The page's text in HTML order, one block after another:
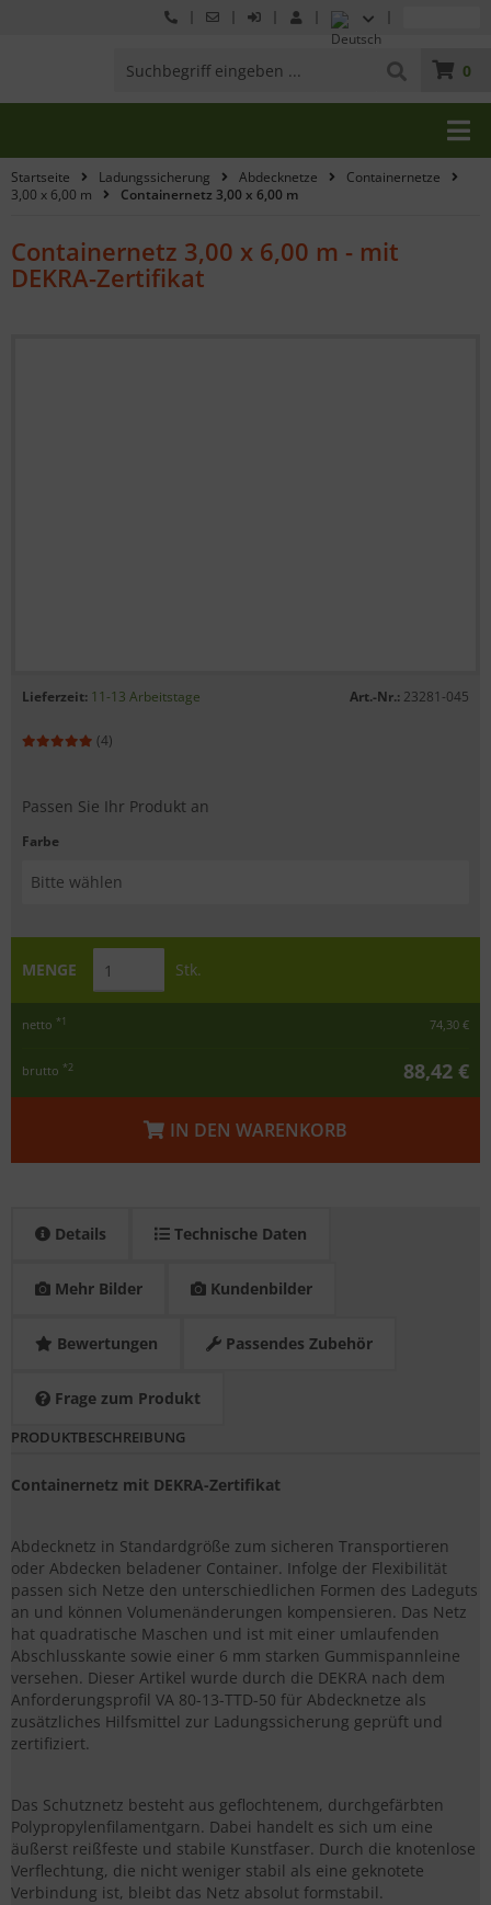
0
Startseite Ladungssicherung Abdecknetze
Containernetze
3,00 x 6,00 m
Containernetz 3,00 x 6,00 m
Containernetz 3,00 x 6,00 m - mit
DEKRA-Zertifikat
Lieferzeit: 11-13 Arbeitstage Art.-Nr.: 23281-045
(4)
Passen Sie Ihr Produkt an
Farbe
MENGE Stk.
netto *1 74,30 €
brutto *2 88,42 €
IN DEN WARENKORB
Details Technische Daten
Mehr Bilder Kundenbilder
Bewertungen Passendes Zubehör
Frage zum Produkt
PRODUKTBESCHREIBUNG
Containernetz mit DEKRA-Zertifikat
Abdecknetz in Standardgröße zum sicheren Transportieren
oder Abdecken beladener Container. Infolge der Flexibilität
passen sich Netze den unterschiedlichen Formen des Ladeguts
an und können Volumenänderungen kompensieren. Das Netz
hat quadratische Maschen und ist mit einer umlaufenden
Abschlusskante sowie einer 6 mm starken Gummispannleine
versehen. Dieser Artikel wurde durch die DEKRA nach dem
Anforderungsprofil VA 80-13-TTD-50 für Abdecknetze als
zusätzliches Hilfsmittel zur Ladungssicherung geprüft und
zertifiziert.
Das Schutznetz besteht aus geflochtenem, durchgefärbten
Polypropylenfilamentgarn. Dabei handelt es sich um eine
äußerst reißfeste und stabile Kunstfaser. Durch die knotenlose
Verflechtung, die nicht weniger stabil als eine geknotete
Verbindung ist, bleibt das Netz absolut formstabil.